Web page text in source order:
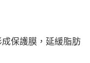
保護膜，延緩脂肪